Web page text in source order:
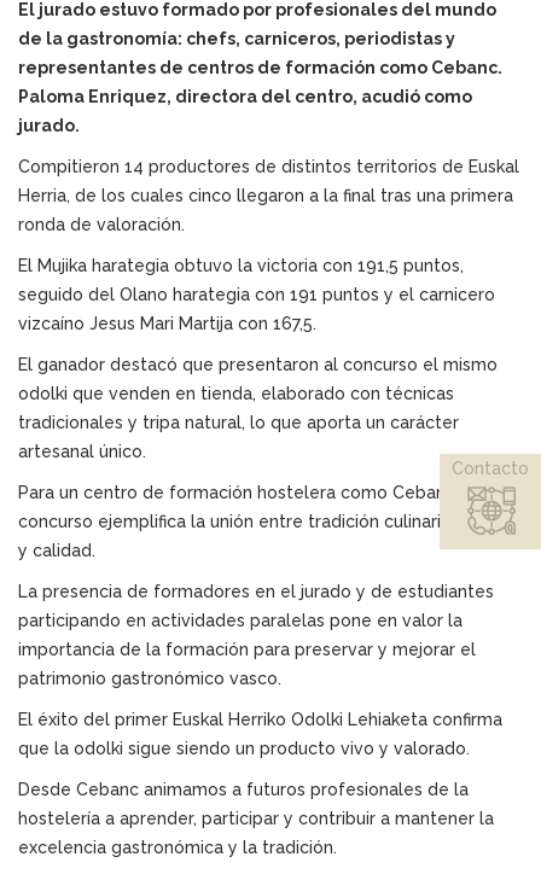
El jurado estuvo formado por profesionales del mundo
de la gastronomía: chefs, carniceros, periodistas y
representantes de centros de formación como Cebanc.
Paloma Enriquez, directora del centro, acudió como
jurado.
Compitieron 14 productores de distintos territorios de Euskal
Herria, de los cuales cinco llegaron a la final tras una primera
ronda de valoración.
El Mujika harategia obtuvo la victoria con 191,5 puntos,
seguido del Olano harategia con 191 puntos y el carnicero
vizcaíno Jesus Mari Martija con 167,5.
El ganador destacó que presentaron al concurso el mismo
odolki que venden en tienda, elaborado con técnicas
tradicionales y tripa natural, lo que aporta un carácter
artesanal único.
Para un centro de formación hostelera como Cebanc, este
concurso ejemplifica la unión entre tradición culinaria, técnica
y calidad.
La presencia de formadores en el jurado y de estudiantes
participando en actividades paralelas pone en valor la
importancia de la formación para preservar y mejorar el
patrimonio gastronómico vasco.
El éxito del primer Euskal Herriko Odolki Lehiaketa confirma
que la odolki sigue siendo un producto vivo y valorado.
Desde Cebanc animamos a futuros profesionales de la
hostelería a aprender, participar y contribuir a mantener la
excelencia gastronómica y la tradición.
Contacto